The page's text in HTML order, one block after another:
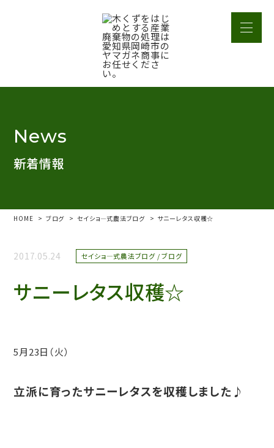
News
新着情報
HOME ブログ セイショ―式農法ブログ サニーレタス収穫☆
2017.05.24 セイショ―式農法ブログ / ブログ
サニーレタス収穫☆
5月23日（火）
立派に育ったサニーレタスを収穫しました♪